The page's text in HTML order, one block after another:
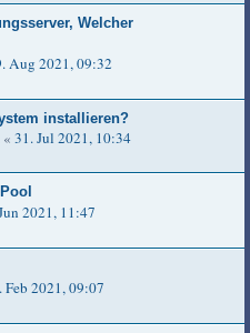
Welcher
Aug 2021, 09:32
installieren?
« 31. Jul 2021, 10:34
2021, 11:47
Feb 2021, 09:07